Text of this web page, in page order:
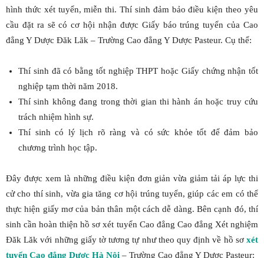
hình thức xét tuyển, miễn thi. Thí sinh đảm bảo điều kiện theo yêu
cầu đặt ra sẽ có cơ hội nhận được Giấy báo trúng tuyển của Cao
đẳng Y Dược Đăk Lăk – Trường Cao đẳng Y Dược Pasteur. Cụ thể:
Thí sinh đã có bằng tốt nghiệp THPT hoặc Giấy chứng nhận tốt
nghiệp tạm thời năm 2018.
Thí sinh không đang trong thời gian thi hành án hoặc truy cứu
trách nhiệm hình sự.
Thí sinh có lý lịch rõ ràng và có sức khỏe tốt để đảm bảo
chương trình học tập.
Đây được xem là những điều kiện đơn giản vừa giảm tải áp lực thi
cử cho thí sinh, vừa gia tăng cơ hội trúng tuyển, giúp các em có thể
thực hiện giấy mơ của bản thân một cách dễ dàng. Bên cạnh đó, thí
sinh cần hoàn thiện hồ sơ xét tuyển Cao đẳng Cao đẳng Xét nghiệm
Đăk Lăk với những giấy tờ tương tự như theo quy định về hồ sơ xét
tuyển Cao đẳng Dược Hà Nội – Trường Cao đẳng Y Dược Pasteur: